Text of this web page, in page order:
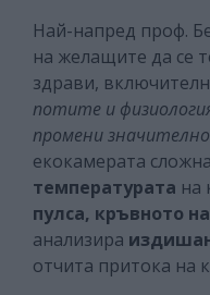
Най-напред проф.
на желащите да се
здрави,
потите и
промени
екокамерата
температурата на
пулса, кръвното
анализира
отчита притока на